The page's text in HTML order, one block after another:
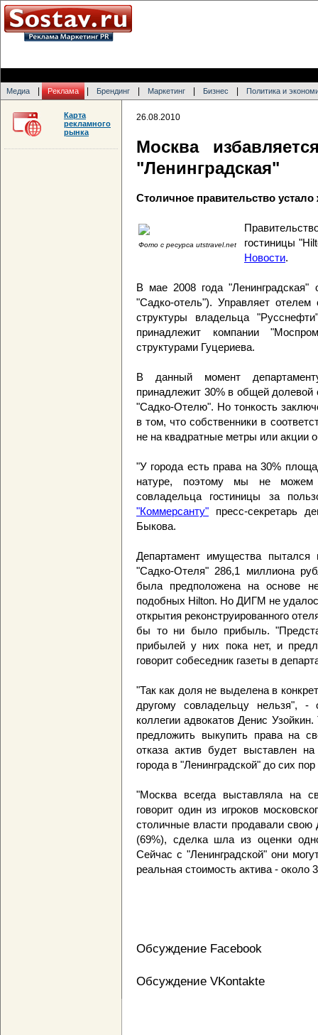
Медиа Реклама Брендинг Маркетинг Бизнес Политика и
26.08.2010
Москва
"Ленинградская"
Столичное правительство
Фото с ресурса utstravel.net
гостиницы
Новости.
В мае 2008 года "Ленинградская"
"Садко-отель"). Управляет
структуры владельца
принадлежит компании
структурами Гуцериева.
В данный момент
принадлежит 30% в общей долевой
"Садко-Отелю". Но тонкость
в том, что собственники в
не на квадратные метры или акции
"У города есть права на 30%
натуре, поэтому мы не можем
совладельца гостиницы за
"Коммерсанту" пресс-секретарь
Быкова.
Департамент имущества
"Садко-Отеля" 286,1 миллиона
была предположена на основе
подобных Hilton. Но ДИГМ не
открытия реконструированного
бы то ни было прибыль.
прибылей у них пока нет, и
говорит собеседник газеты в
"Так как доля не выделена в
другому совладельцу нельзя", -
коллегии адвокатов Денис
предложить выкупить права на
отказа актив будет выставлен
города в "Ленинградской" до сих
"Москва всегда выставляла на
говорит один из игроков
столичные власти продавали
(69%), сделка шла из оценки
Сейчас с "Ленинградской" они
реальная стоимость актива - около
Обсуждение Facebook
Обсуждение VKontakte
Карта
рекламного
рынка